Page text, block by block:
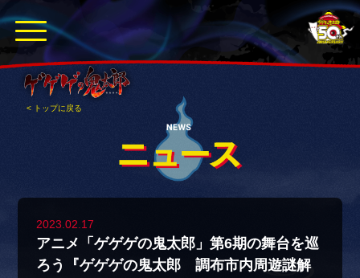
< トップに戻る
2023.02.17
アニメ「ゲゲゲの鬼太郎」第6期の舞台を巡
ろう『ゲゲゲの鬼太郎 調布市内周遊謎解